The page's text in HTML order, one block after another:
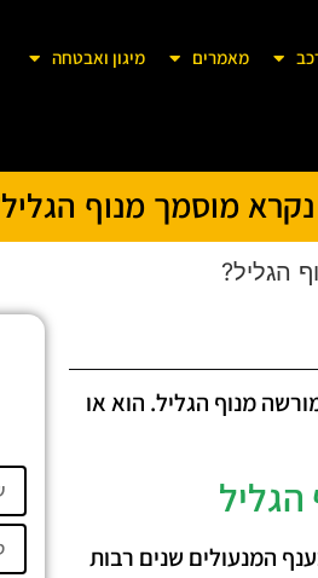
מאמרים מיגון ואבטחה
מוסמך מנוף
הגליל?
מנוף הגליל. הוא או
המנעולים שנים רבות